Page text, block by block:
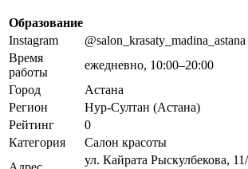
Образование
Instagram
@salon_krasaty_madina_astana
Время
работы
ежедневно, 10:00–20:00
Город
Астана
Регион
Нур-Султан (Астана)
Рейтинг
0
Категория
Салон красоты
ул. Кайрата Рыскулбекова,